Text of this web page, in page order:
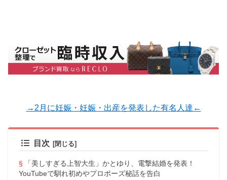
→2月に妊娠・妊娠・出産を発表した有名人達←
目次
「美しすぎる上智大生」かとゆり、電撃結婚を発表！
YouTubeで馴れ初めやプロポーズ秘話を告白